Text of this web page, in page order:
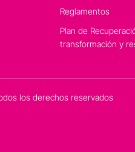
Reglamentos
Plan de
transformación y
los derechos reservados